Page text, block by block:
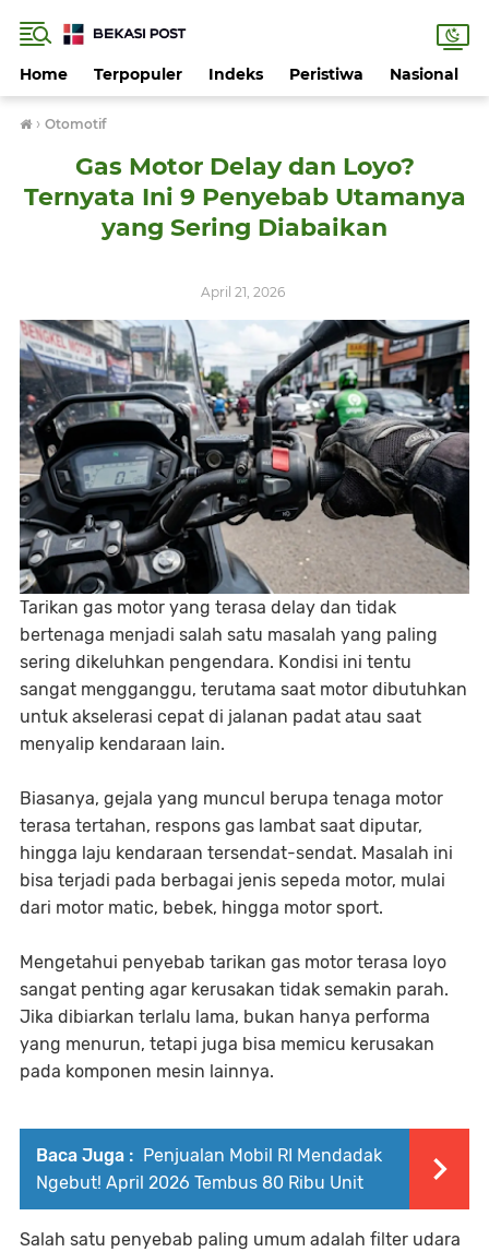
Home Terpopuler Indeks Peristiwa Nasional
› Otomotif
Gas Motor Delay dan Loyo?
Ternyata Ini 9 Penyebab Utamanya
yang Sering Diabaikan
April 21, 2026
Tarikan gas motor yang terasa delay dan tidak
bertenaga menjadi salah satu masalah yang paling
sering dikeluhkan pengendara. Kondisi ini tentu
sangat mengganggu, terutama saat motor dibutuhkan
untuk akselerasi cepat di jalanan padat atau saat
menyalip kendaraan lain.
Biasanya, gejala yang muncul berupa tenaga motor
terasa tertahan, respons gas lambat saat diputar,
hingga laju kendaraan tersendat-sendat. Masalah ini
bisa terjadi pada berbagai jenis sepeda motor, mulai
dari motor matic, bebek, hingga motor sport.
Mengetahui penyebab tarikan gas motor terasa loyo
sangat penting agar kerusakan tidak semakin parah.
Jika dibiarkan terlalu lama, bukan hanya performa
yang menurun, tetapi juga bisa memicu kerusakan
pada komponen mesin lainnya.
Baca Juga : Penjualan Mobil RI Mendadak
Ngebut! April 2026 Tembus 80 Ribu Unit
Salah satu penyebab paling umum adalah filter udara